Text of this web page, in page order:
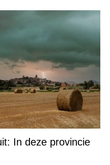
In deze provincie